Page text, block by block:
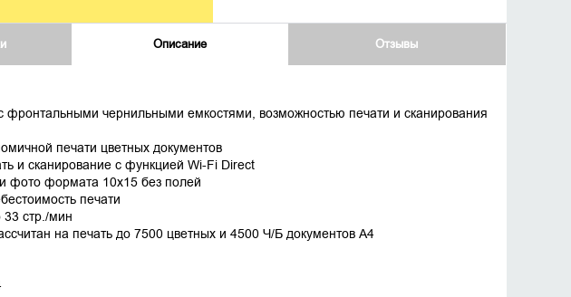
Описание Отзывы
чернильными емкостями, возможностью печати и сканирования
печати цветных документов
и сканирование с функцией Wi-Fi Direct
фото формата 10х15 без полей
печати
стр./мин
на печать до 7500 цветных и 4500 Ч/Б документов А4